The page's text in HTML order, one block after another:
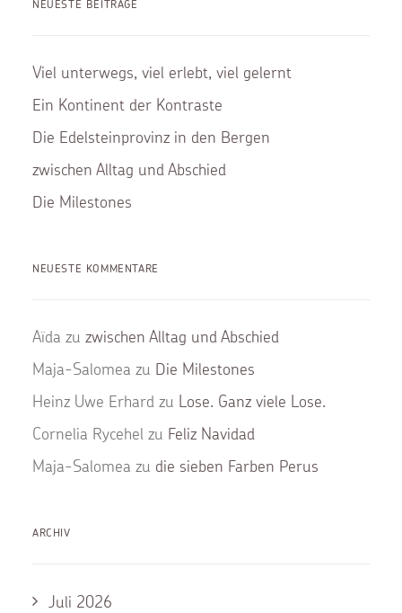
NEUESTE BEITRÄGE
Viel unterwegs, viel erlebt, viel gelernt
Ein Kontinent der Kontraste
Die Edelsteinprovinz in den Bergen
zwischen Alltag und Abschied
Die Milestones
NEUESTE KOMMENTARE
Aïda zu zwischen Alltag und Abschied
Maja-Salomea zu Die Milestones
Heinz Uwe Erhard zu Lose. Ganz viele Lose.
Cornelia Rycehel zu Feliz Navidad
Maja-Salomea zu die sieben Farben Perus
ARCHIV
Juli 2026